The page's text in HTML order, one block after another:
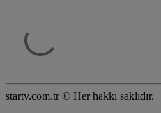
startv.com.tr © Her hakkı saklıdır.